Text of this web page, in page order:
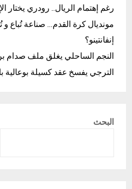
رغم إهتمام الريال.. رودري يختار
مونديال كرة القدم… صناعة تُباع
إنفانتينو؟
النجم الساحلي يغلق ملف صدام
الترجي يفسخ عقد كسيلة بوعالية
البحث